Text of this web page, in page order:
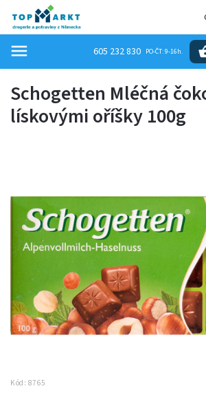
605 232 830
Schogetten Mléčná
lískovými oříšky 100g
Kód: 8765